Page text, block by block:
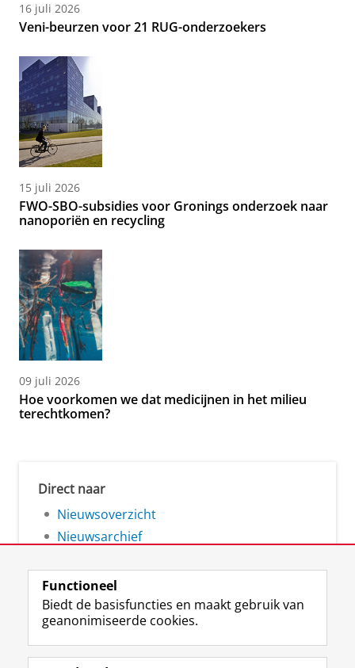
16 juli 2026
Veni-beurzen voor 21 RUG-onderzoekers
15 juli 2026
FWO-SBO-subsidies voor Gronings onderzoek naar
nanoporiën en recycling
09 juli 2026
Hoe voorkomen we dat medicijnen in het milieu
terechtkomen?
Direct naar
Nieuwsoverzicht
Nieuwsarchief
Volg de RUG
F
a
L
i
R
S
I
n
Y
o
Functioneel
Biedt de basisfuncties en maakt gebruik van
geanonimiseerde cookies.